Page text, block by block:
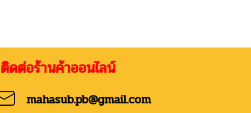
นค้าออนไลน์
mahasub.pb@gmail.com